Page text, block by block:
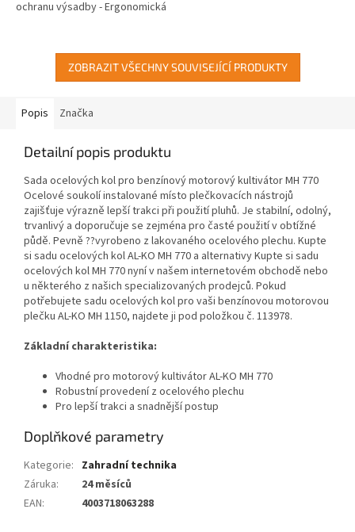
ochranu výsadby - Ergonomická
ZOBRAZIT VŠECHNY SOUVISEJÍCÍ PRODUKTY
Popis Značka
Detailní popis produktu
Sada ocelových kol pro benzínový motorový kultivátor MH 770
Ocelové soukolí instalované místo plečkovacích nástrojů
zajišťuje výrazně lepší trakci při použití pluhů. Je stabilní, odolný,
trvanlivý a doporučuje se zejména pro časté použití v obtížné
půdě. Pevně ??vyrobeno z lakovaného ocelového plechu. Kupte
si sadu ocelových kol AL-KO MH 770 a alternativy Kupte si sadu
ocelových kol MH 770 nyní v našem internetovém obchodě nebo
u některého z našich specializovaných prodejců. Pokud
potřebujete sadu ocelových kol pro vaši benzínovou motorovou
plečku AL-KO MH 1150, najdete ji pod položkou č. 113978.
Základní charakteristika:
Vhodné pro motorový kultivátor AL-KO MH 770
Robustní provedení z ocelového plechu
Pro lepší trakci a snadnější postup
Doplňkové parametry
Kategorie: Zahradní technika
Záruka:
24 měsíců
EAN: 4003718063288